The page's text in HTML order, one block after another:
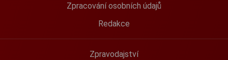
Zpracování osobních údajů
Redakce
Zpravodajství